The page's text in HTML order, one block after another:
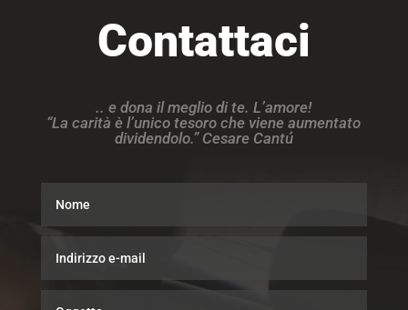
Contattaci
.. e dona il meglio di te. L’amore!
“La carità è l’unico tesoro che viene aumentato
dividendolo.” Cesare Cantú